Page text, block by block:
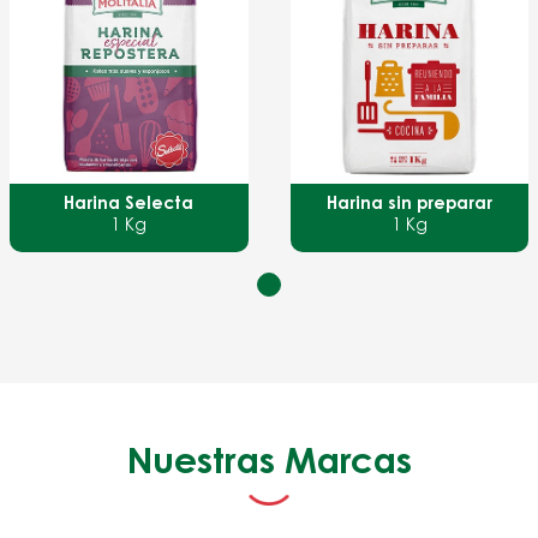
Harina sin preparar
Harina
Nuestras Marcas